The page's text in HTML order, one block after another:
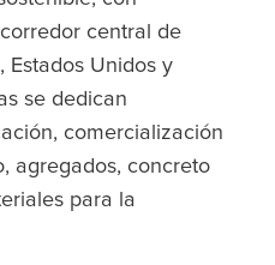
central de
Estados Unidos y
se dedican
comercialización
agregados, concreto
para la